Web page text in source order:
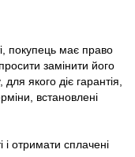
покупець має право
замінити його
якого діє гарантія,
встановлені
отримати сплачені